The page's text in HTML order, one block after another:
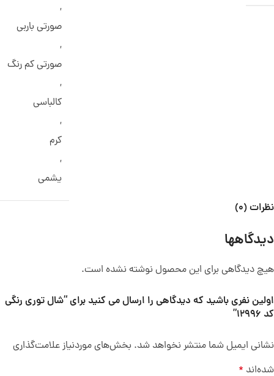
,
صورتی باربی
,
صورتی کم رنگ
,
کالباسی
,
کرم
,
یشمی
نظرات (0)
دیدگاهها
هیچ دیدگاهی برای این محصول نوشته نشده است.
اولین نفری باشید که دیدگاهی را ارسال می کنید برای “شال توری رنگی
کد 12996”
نشانی ایمیل شما منتشر نخواهد شد. بخش‌های موردنیاز علامت‌گذاری
شده‌اند *